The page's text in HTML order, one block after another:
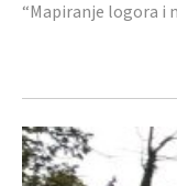
“Mapiranje logora i